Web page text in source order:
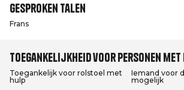
Gesproken talen
Frans
Toegankelijkheid voor personen met
Toegankelijk voor rolstoel met
hulp
Iemand voor
mogelijk